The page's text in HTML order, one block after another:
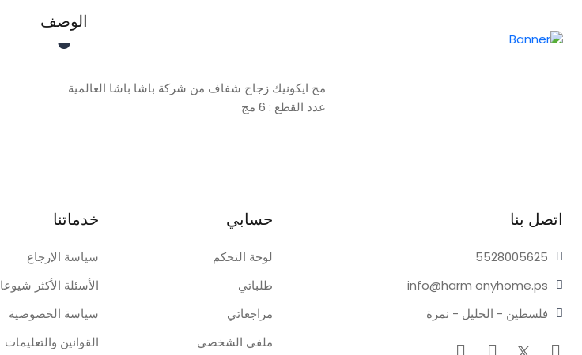
الوصف
مج ايكونيك زجاج شفاف من شركة باشا باشا العالمية
عدد القطع : 6 مج
اتصل بنا
05625
55280
info@harm onyhome.ps
فلسطين - الخليل - نمرة
حسابي
لوحة التحكم
طلباتي
مراجعاتي
ملفي الشخصي
خدماتنا
سياسة الإرجاع
الأسئلة الأكثر شيوعا
سياسة الخصوصية
القوانين والتعليمات